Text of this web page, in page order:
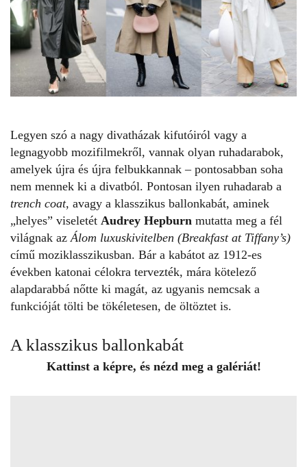
Legyen szó a nagy divatházak kifutóiról vagy a
legnagyobb mozifilmekről, vannak olyan ruhadarabok,
amelyek újra és újra felbukkannak – pontosabban soha
nem mennek ki a divatból. Pontosan ilyen ruhadarab a
trench coat, avagy a klasszikus ballonkabát, aminek
„helyes” viseletét Audrey Hepburn mutatta meg a fél
világnak az Álom luxuskivitelben (Breakfast at Tiffany’s)
című moziklasszikusban. Bár a kabátot az 1912-es
években katonai célokra tervezték, mára kötelező
alapdarabbá nőtte ki magát, az ugyanis nemcsak a
funkcióját tölti be tökéletesen, de öltöztet is.
A klasszikus ballonkabát
Kattinst a képre, és nézd meg a galériát!